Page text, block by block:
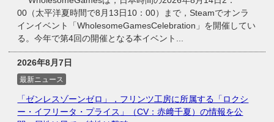
00（太平洋夏時間で8月13日10：00）まで，Steamでオンラ
インイベント「WholesomeGamesCelebration」を開催してい
る。今年で第4回の開催となる本イベント...
2026年8月7日
最新ニュース
「ゼンレスゾーンゼロ」，フリンツ工房に所属する「ロクシ
ー・イフリータ・プライス」（CV：赤﨑千夏）の情報を公